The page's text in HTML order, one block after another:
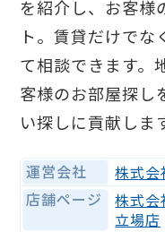
を紹介し、お客様
ト。賃貸だけでな
て相談できます。
客様のお部屋探し
い探しに貢献しま
運営会社
株式会
店舗ページ
株式
立場店